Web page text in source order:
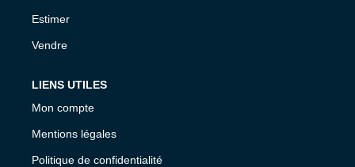
Estimer
Vendre
LIENS UTILES
Mon compte
Mentions légales
Politique de confidentialité